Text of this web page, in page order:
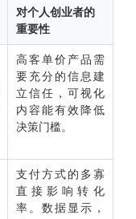
对个人创业者的
重要性
高客单价产品需
要充分的信息建
立信任，可视化
内容能有效降低
决策门槛。
支付方式的多寡
直接影响转化
率。数据显示，